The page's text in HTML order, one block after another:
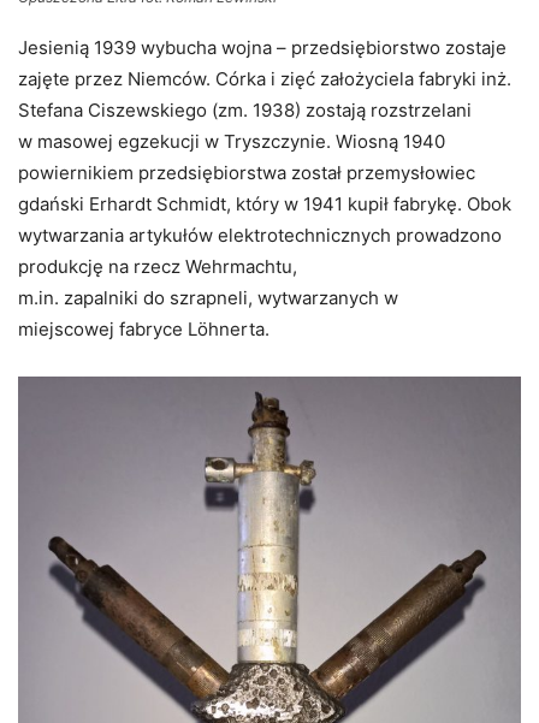
Jesienią 1939 wybucha wojna – przedsiębiorstwo zostaje
zajęte przez Niemców. Córka i zięć założyciela fabryki inż.
Stefana Ciszewskiego (zm. 1938) zostają rozstrzelani
w masowej egzekucji w Tryszczynie. Wiosną 1940
powiernikiem przedsiębiorstwa został przemysłowiec
gdański Erhardt Schmidt, który w 1941 kupił fabrykę. Obok
wytwarzania artykułów elektrotechnicznych prowadzono
produkcję na rzecz Wehrmachtu,
m.in. zapalniki do szrapneli, wytwarzanych w
miejscowej fabryce Löhnerta.